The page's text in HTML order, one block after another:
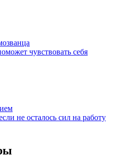
чувствовать себя
не осталось сил на работу